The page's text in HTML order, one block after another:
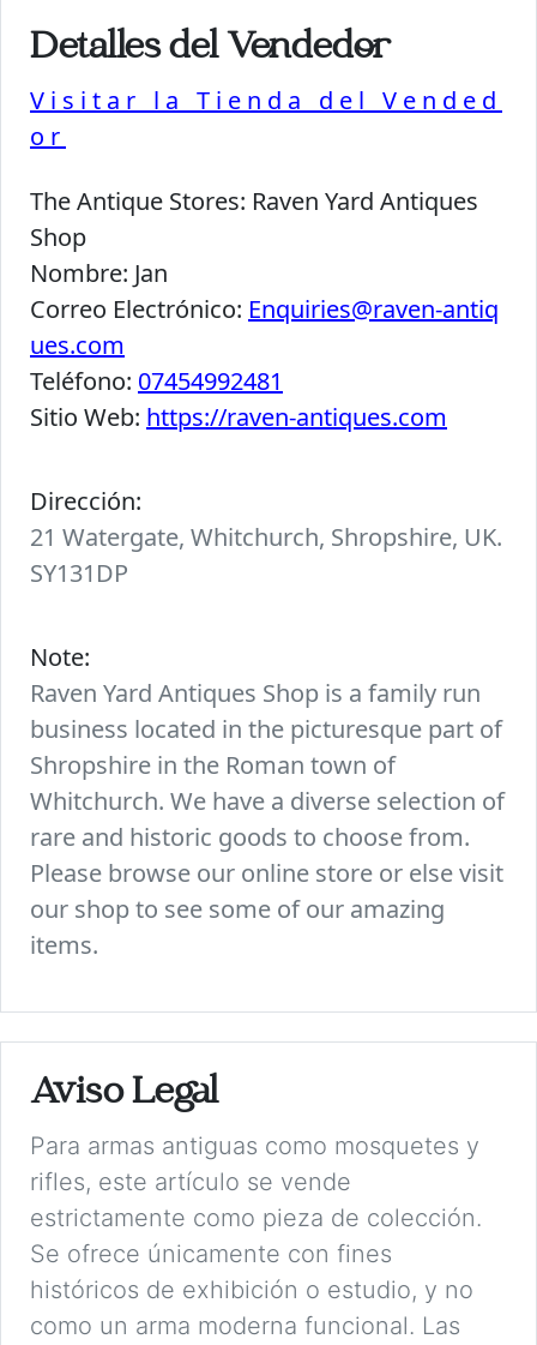
Detalles del Vendedor
Visitar la Tienda del Vended
or
The Antique Stores: Raven Yard Antiques
Shop
Nombre: Jan
Correo Electrónico: Enquiries@raven-antiq
ues.com
Teléfono: 07454992481
Sitio Web: https://raven-antiques.com
Dirección:
21 Watergate, Whitchurch, Shropshire, UK.
SY131DP
Note:
Raven Yard Antiques Shop is a family run
business located in the picturesque part of
Shropshire in the Roman town of
Whitchurch. We have a diverse selection of
rare and historic goods to choose from.
Please browse our online store or else visit
our shop to see some of our amazing
items.
Aviso Legal
Para armas antiguas como mosquetes y
rifles, este artículo se vende
estrictamente como pieza de colección.
Se ofrece únicamente con fines
históricos de exhibición o estudio, y no
como un arma moderna funcional. Las